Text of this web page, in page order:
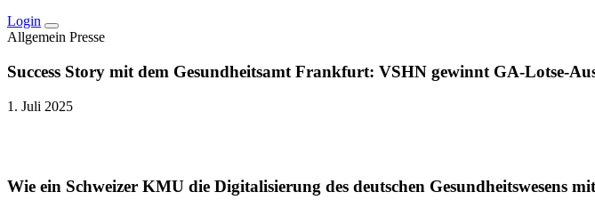
Login
Allgemein Presse
Success Story mit dem Gesundheitsamt Frankfurt: VSHN gewinnt GA-Lotse-
1. Juli 2025
Wie ein Schweizer KMU die Digitalisierung des deutschen Gesundheitswesens